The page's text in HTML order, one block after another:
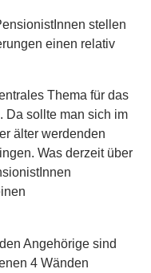
stellen
einen relativ
Thema für das
Da sollte man sich im
älter werdenden
Was derzeit über
Angehörige sind
4 Wänden